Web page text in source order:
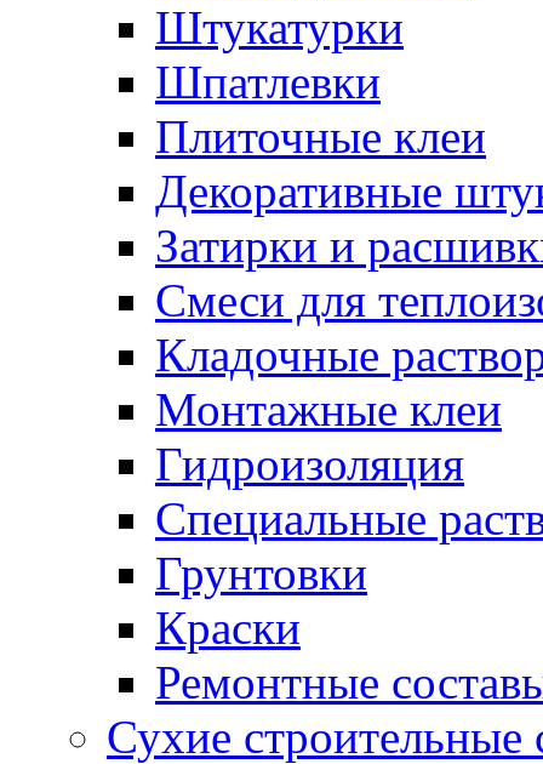
Штукатурки
Шпатлевки
Плиточные клеи
Декоративные
Затирки и
Смеси для
Кладочные
Монтажные клеи
Гидроизоляция
Специальные
Грунтовки
Краски
Ремонтные
Сухие